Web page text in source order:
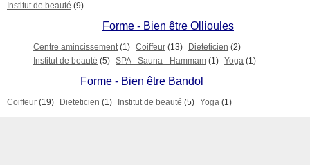
Institut de beauté (9)
Forme - Bien être Ollioules
Centre amincissement (1) Coiffeur (13) Dieteticien (2)
Institut de beauté (5) SPA - Sauna - Hammam (1) Yoga (1)
Forme - Bien être Bandol
Coiffeur (19) Dieteticien (1) Institut de beauté (5) Yoga (1)